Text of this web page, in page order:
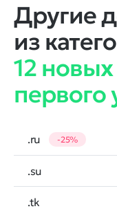
Другие
из
12
первого
.ru -25%
.su
.tk